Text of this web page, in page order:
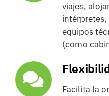
viajes,
intérpretes,
equipos
(como
Facilita la